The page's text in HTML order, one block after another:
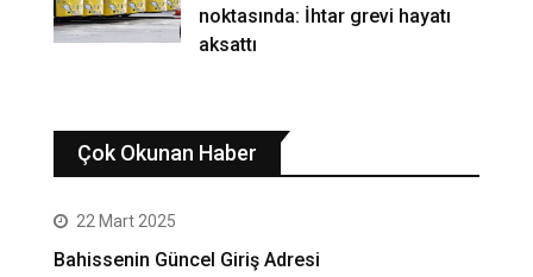
noktasında: İhtar grevi hayatı
aksattı
Çok Okunan Haber
22 Mart 2025
Bahissenin Güncel Giriş Adresi